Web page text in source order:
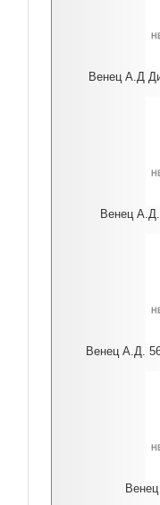
Венец А.Д
Венец
Венец А.Д.